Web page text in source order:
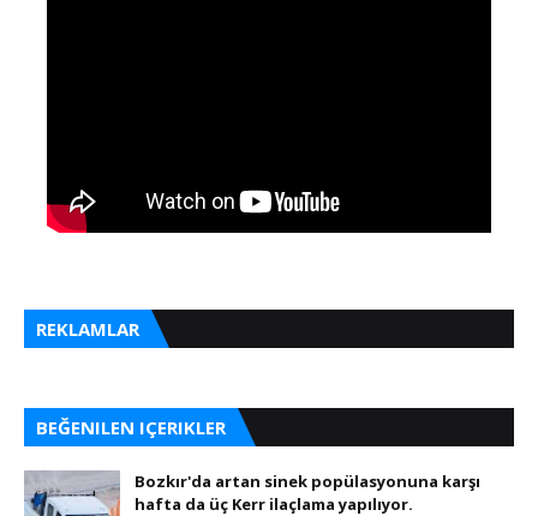
REKLAMLAR
BEĞENILEN IÇERIKLER
Bozkır'da artan sinek popülasyonuna karşı
hafta da üç Kerr ilaçlama yapılıyor.